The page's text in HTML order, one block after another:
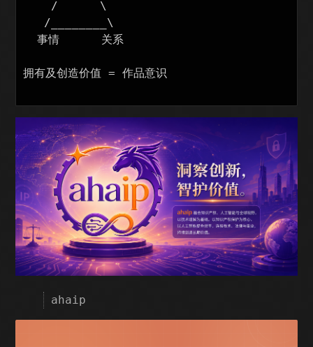
    /      \
   /________\
  事情      关系
拥有及创造价值 = 作品意识
ahaip